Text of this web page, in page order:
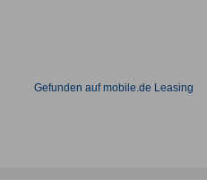
Gefunden auf mobile.de Leasing